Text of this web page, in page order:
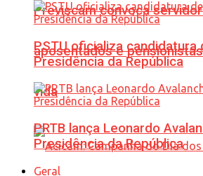
Previscam convoca
aposentados e
vida
PSTU oficializa candidatura
Presidência da República
PRTB lança Leonardo
Presidência da República
Geral